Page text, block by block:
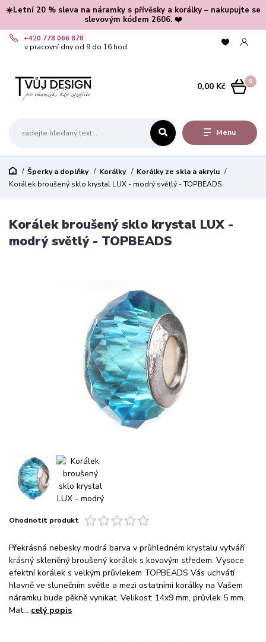
☀️Letní 20 % sleva na náramky s přívěsky a korálky – nakupujte se
slevovým kódem 2606. ❤️
Menu
+420 778 066 878
v pracovní dny od 9 do 16 hod.
0
0,00 Kč
Šperky a doplňky Korálky
Korálky ze skla a akrylu
Korálek broušený sklo krystal LUX - modrý světlý - TOPBEADS
Korálek broušený sklo krystal LUX -
modrý světlý - TOPBEADS
Ohodnotit produkt
Překrásná nebesky modrá barva v průhledném krystalu vytváří
krásný skleněný broušený korálek s kovovým středem. Vysoce
efektní korálek s velkým průvlekem TOPBEADS Vás uchvátí
hlavně ve slunečním světle a mezi ostatními korálky na Vašem
náramku bude pěkně vynikat. Velikost: 14x9 mm, průvlek 5 mm.
Mat... celý popis